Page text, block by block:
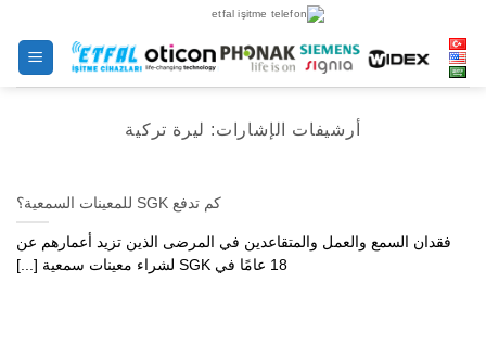
الى
المحتوى
أرشيفات الإشارات: ليرة تركية
كم تدفع SGK للمعينات السمعية؟
فقدان السمع والعمل والمتقاعدين في المرضى الذين تزيد أعمارهم عن
18 عامًا في SGK لشراء معينات سمعية [...]